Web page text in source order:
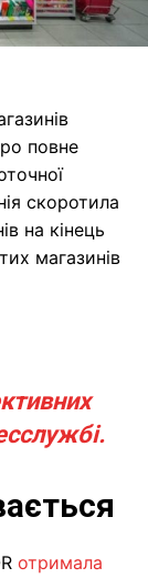
повне
скоротила
на кінець
магазинів
отримала